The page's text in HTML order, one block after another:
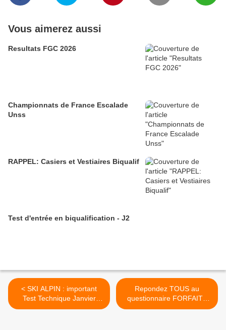
Vous aimerez aussi
Resultats FGC 2026
Championnats de France Escalade
Unss
RAPPEL: Casiers et Vestiaires Biqualif
Test d'entrée en biqualification - J2
< SKI ALPIN : important
Test Technique Janvier
2020
Repondez TOUS au
questionnaire FORFAITS
2019/20 >